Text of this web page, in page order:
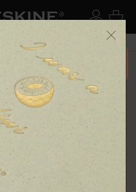
替 ログ
など) カ
入で送料無料 メニ
The Original Notebook